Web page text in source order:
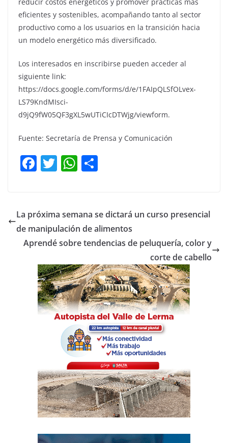
eficientes y sostenibles, acompañando tanto al sector
productivo como a los usuarios en la transición hacia
un modelo energético más diversificado.
Los interesados en inscribirse pueden acceder al
siguiente link:
https://docs.google.com/forms/d/e/1FAIpQLSfOLvex-
LS79KndMIsci-
d9jQ9fW05QF3gXL5wUTiCIcDTWjg/viewform.
Fuente: Secretaría de Prensa y Comunicación
F
e
b
o
o
k
T
er
W
s
A
p
p
p
ar
tir
La próxima semana se dictará un curso presencial
de manipulación de alimentos
Aprendé sobre tendencias de peluquería, color y
corte de cabello